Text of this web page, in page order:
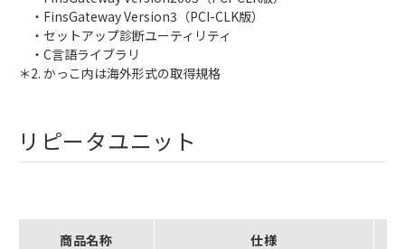
・FinsGateway Version3（PCI-CLK版）
・セットアップ診断ユーティリティ
・C言語ライブラリ
＊2. かっこ内は海外形式の取得規格
リピータユニット
商品名称 仕様